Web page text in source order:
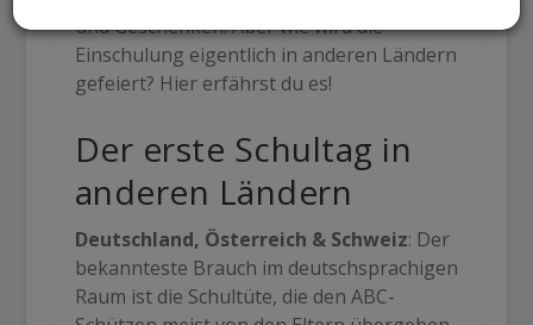
und Geschenken. Aber wie wird die
Einschulung eigentlich in anderen Ländern
gefeiert? Hier erfährst du es!
Der erste Schultag in
anderen Ländern
Deutschland, Österreich & Schweiz: Der
bekannteste Brauch im deutschsprachigen
Raum ist die Schultüte, die den ABC-